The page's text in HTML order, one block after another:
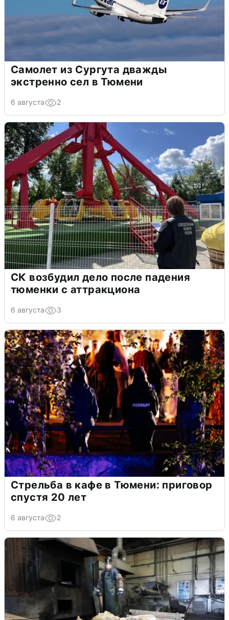
Самолет из Сургута дважды
экстренно сел в Тюмени
6 августа 2
СК возбудил дело после падения
тюменки с аттракциона
6 августа 3
Стрельба в кафе в Тюмени: приговор
спустя 20 лет
6 августа 2